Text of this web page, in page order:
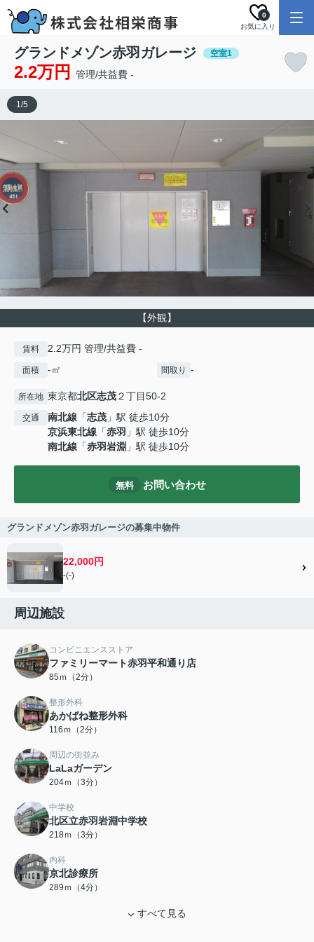
お気に入り
0
グランドメゾン赤羽ガレージ 空室1
2.2万円 管理/共益費 -
【外観】
1/5
賃料 2.2万円 管理/共益費 -
面積 -㎡ 間取り -
所在地 東京都北区志茂２丁目50-2
交通 南北線 「志茂 」駅 徒歩10分
京浜東北線 「赤羽 」駅 徒歩10分
南北線 「赤羽岩淵 」駅 徒歩10分
無料 お問い合わせ
グランドメゾン赤羽ガレージの募集中物件
22,000円
-(-)
周辺施設
コンビニエンスストア
ファミリーマート赤羽平和通り店
85ｍ（2分）
整形外科
あかばね整形外科
116ｍ（2分）
周辺の街並み
LaLaガーデン
204ｍ（3分）
中学校
北区立赤羽岩淵中学校
218ｍ（3分）
内科
京北診療所
289ｍ（4分）
すべて見る